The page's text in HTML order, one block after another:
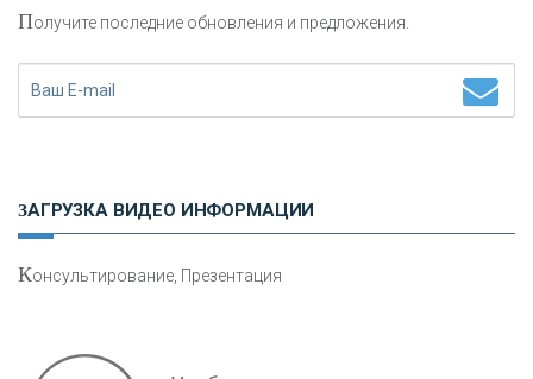
Получите последние обновления и предложения.
ЗАГРУЗКА ВИДЕО ИНФОРМАЦИИ
Консультирование, Презентация